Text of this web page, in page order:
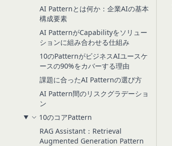
AI Patternとは何か：企業AIの基本
構成要素
AI PatternがCapabilityをソリュー
ションに組み合わせる仕組み
10のPatternがビジネスAIユースケ
ースの90%をカバーする理由
課題に合ったAI Patternの選び方
AI Pattern間のリスクグラデーショ
ン
10のコアPattern
RAG Assistant：Retrieval
Augmented Generation Pattern